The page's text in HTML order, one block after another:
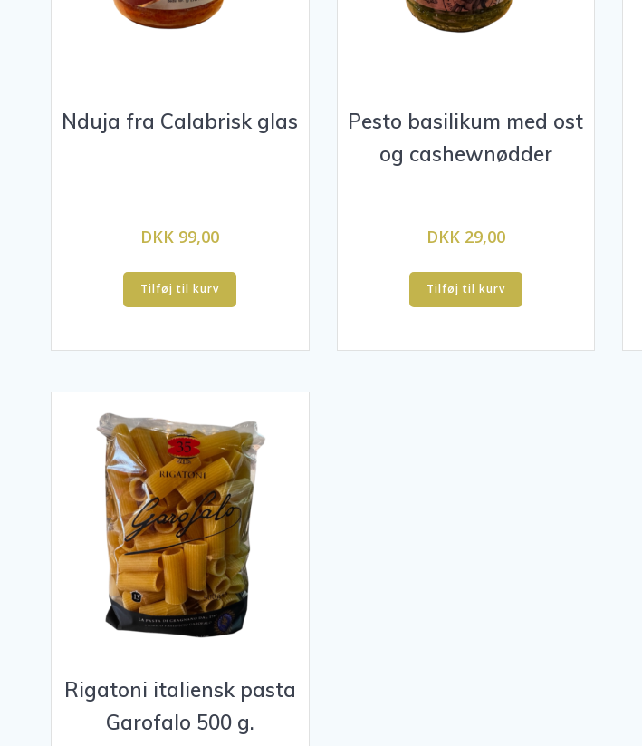
Nduja fra Calabrisk glas
DKK 99,00
Tilføj til kurv
Pesto basilikum med ost
og cashewnødder
DKK 29,00
Tilføj til kurv
Rigatoni italiensk pasta
Garofalo 500 g.